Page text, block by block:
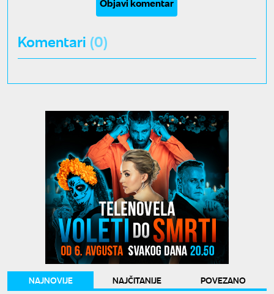
Objavi komentar
Komentari (0)
NAJNOVIJE NAJČITANIJE
POVEZANO